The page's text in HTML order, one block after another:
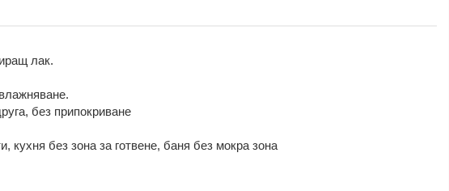
лак.
без припокриване
кухня без зона за готвене, баня без мокра зона